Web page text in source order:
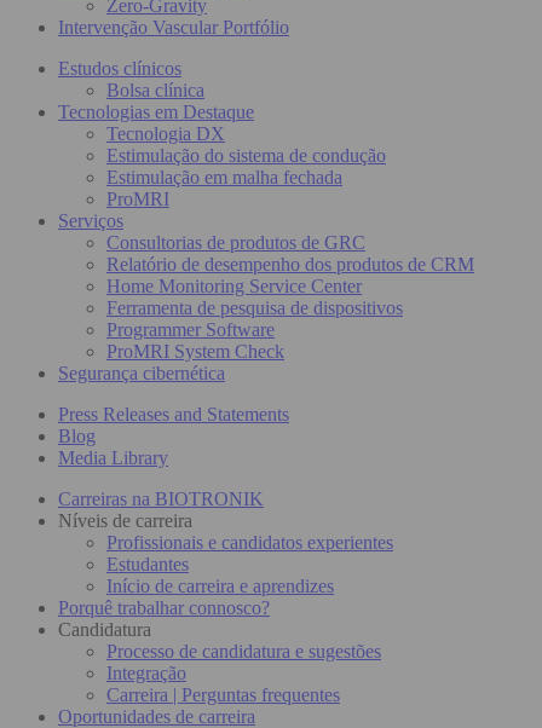
Zero-Gravity
Intervenção Vascular Portfólio
Estudos clínicos
Bolsa clínica
Tecnologias em Destaque
Tecnologia DX
Estimulação do sistema de condução
Estimulação em malha fechada
ProMRI
Serviços
Consultorias de produtos de GRC
Relatório de desempenho dos produtos de CRM
Home Monitoring Service Center
Ferramenta de pesquisa de dispositivos
Programmer Software
ProMRI System Check
Segurança cibernética
Press Releases and Statements
Blog
Media Library
Carreiras na BIOTRONIK
Níveis de carreira
Profissionais e candidatos experientes
Estudantes
Início de carreira e aprendizes
Porquê trabalhar connosco?
Candidatura
Processo de candidatura e sugestões
Integração
Carreira | Perguntas frequentes
Oportunidades de carreira